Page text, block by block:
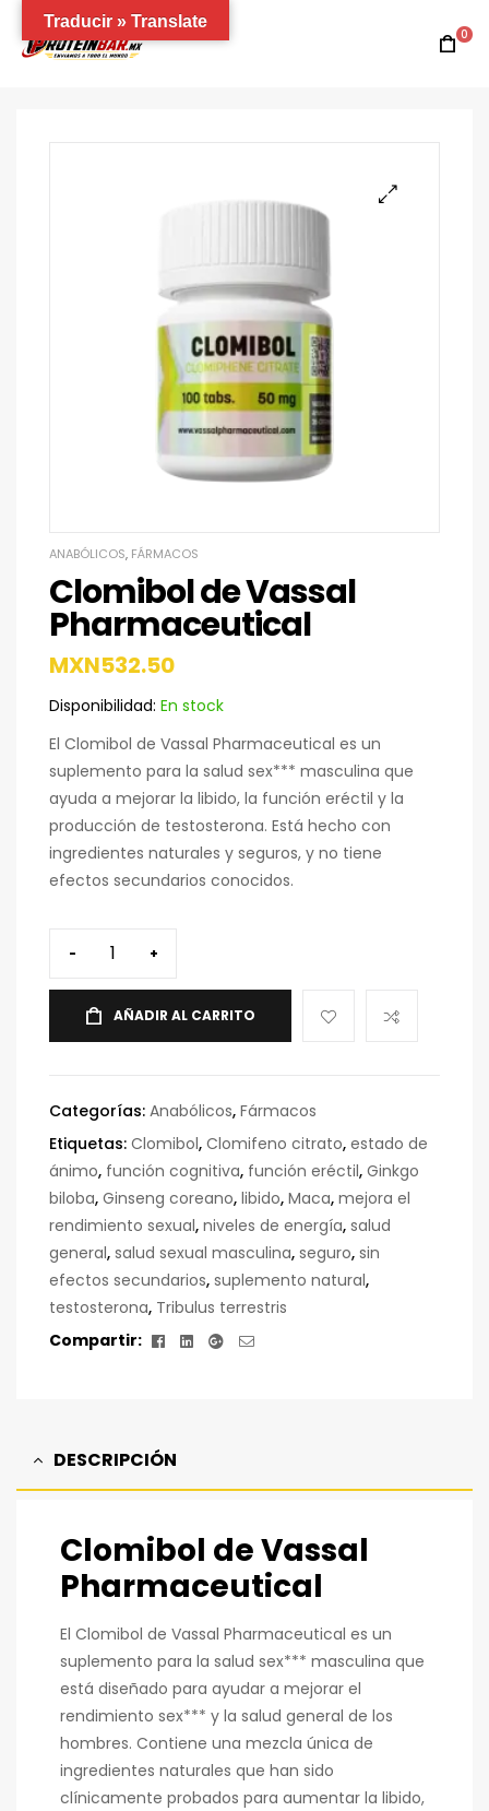
0
ANABÓLICOS, FÁRMACOS
Clomibol de Vassal
Pharmaceutical
MXN532.50
Disponibilidad: En stock
El Clomibol de Vassal Pharmaceutical es un
suplemento para la salud sex*** masculina que
ayuda a mejorar la libido, la función eréctil y la
producción de testosterona. Está hecho con
ingredientes naturales y seguros, y no tiene
efectos secundarios conocidos.
- +
AÑADIR AL CARRITO
Categorías: Anabólicos, Fármacos
Etiquetas: Clomibol, Clomifeno citrato, estado de
ánimo, función cognitiva, función eréctil, Ginkgo
biloba, Ginseng coreano, libido, Maca, mejora el
rendimiento sexual, niveles de energía, salud
general, salud sexual masculina, seguro, sin
efectos secundarios, suplemento natural,
testosterona, Tribulus terrestris
Compartir:
Facebook
LinkedinGoogle+
Correo
DESCRIPCIÓN
Clomibol de Vassal
Pharmaceutical
El Clomibol de Vassal Pharmaceutical es un
suplemento para la salud sex*** masculina que
está diseñado para ayudar a mejorar el
rendimiento sex*** y la salud general de los
hombres. Contiene una mezcla única de
ingredientes naturales que han sido
clínicamente probados para aumentar la libido,
Traducir » Translate